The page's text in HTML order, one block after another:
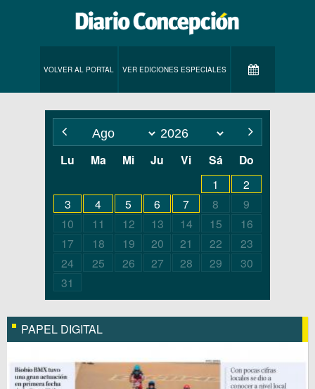
VOLVER AL PORTAL VER EDICIONES ESPECIALES
Lu Ma Mi Ju Vi Sá Do
1
2
3
4 5 6 7 8
9
10
11 12 13 14 15
16
17
18 19 20 21 22
23
24
25 26 27 28 29
30
31
PAPEL DIGITAL